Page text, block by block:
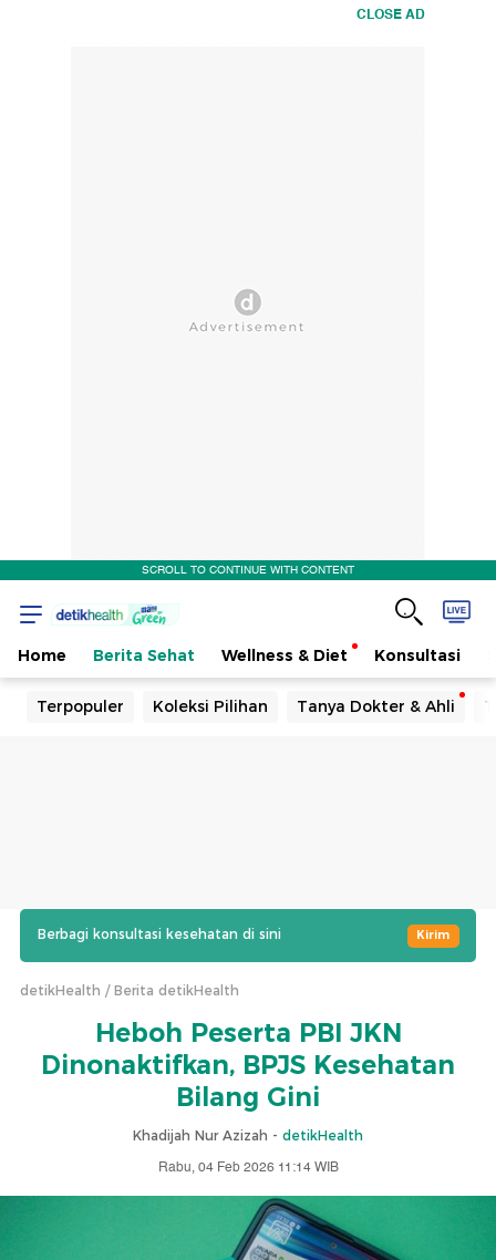
CLOSE AD
SCROLL TO CONTINUE WITH CONTENT
Home Berita Sehat Wellness & Diet Konsultasi
Terpopuler Koleksi Pilihan Tanya Dokter & Ahli
Berbagi konsultasi kesehatan di sini Kirim
detikHealth Berita detikHealth
Heboh Peserta PBI JKN
Dinonaktifkan, BPJS Kesehatan
Bilang Gini
Khadijah Nur Azizah - detikHealth
Rabu, 04 Feb 2026 11:14 WIB